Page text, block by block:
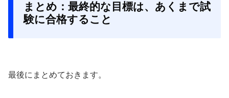
まとめ：最終的な目標は、あくまで試
験に合格すること
最後にまとめておきます。